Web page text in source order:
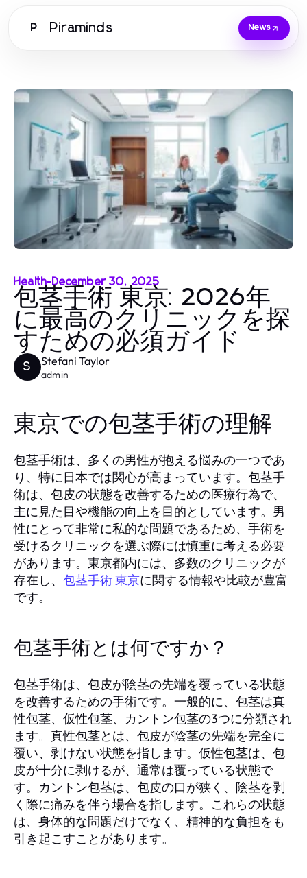
P Piraminds News
Health-December 30, 2025
包茎手術 東京: 2026年
に最高のクリニックを探
すための必須ガイド
S Stefani Taylor
admin
東京での包茎手術の理解
包茎手術は、多くの男性が抱える悩みの一つであ
り、特に日本では関心が高まっています。包茎手
術は、包皮の状態を改善するための医療行為で、
主に見た目や機能の向上を目的としています。男
性にとって非常に私的な問題であるため、手術を
受けるクリニックを選ぶ際には慎重に考える必要
があります。東京都内には、多数のクリニックが
存在し、 包茎手術 東京に関する情報や比較が豊富
です。
包茎手術とは何ですか？
包茎手術は、包皮が陰茎の先端を覆っている状態
を改善するための手術です。一般的に、包茎は真
性包茎、仮性包茎、カントン包茎の3つに分類され
ます。真性包茎とは、包皮が陰茎の先端を完全に
覆い、剥けない状態を指します。仮性包茎は、包
皮が十分に剥けるが、通常は覆っている状態で
す。カントン包茎は、包皮の口が狭く、陰茎を剥
く際に痛みを伴う場合を指します。これらの状態
は、身体的な問題だけでなく、精神的な負担をも
引き起こすことがあります。